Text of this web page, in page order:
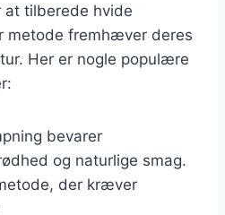
at tilberede hvide
metode fremhæver deres
Her er nogle populære
bevarer
og naturlige smag.
der kræver